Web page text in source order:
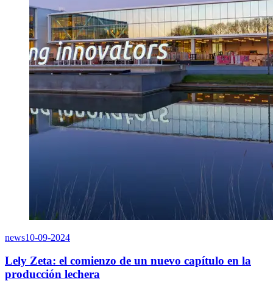
news10-09-2024
Lely Zeta: el comienzo de un nuevo capítulo en la
producción lechera